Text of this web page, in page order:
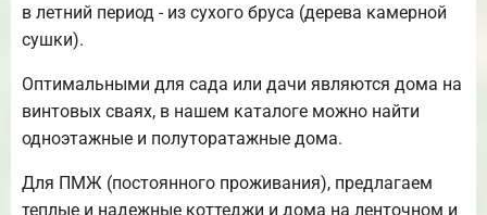
в летний период - из сухого бруса (дерева камерной
сушки).
Оптимальными для сада или дачи являются дома на
винтовых сваях, в нашем каталоге можно найти
одноэтажные и полуторатажные дома.
Для ПМЖ (постоянного проживания), предлагаем
теплые и надежные коттеджи и дома на ленточном и